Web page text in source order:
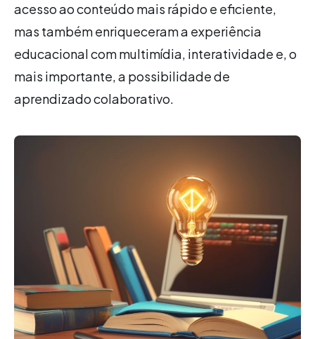
acesso ao conteúdo mais rápido e eficiente,
mas também enriqueceram a experiência
educacional com multimídia, interatividade e, o
mais importante, a possibilidade de
aprendizado colaborativo.